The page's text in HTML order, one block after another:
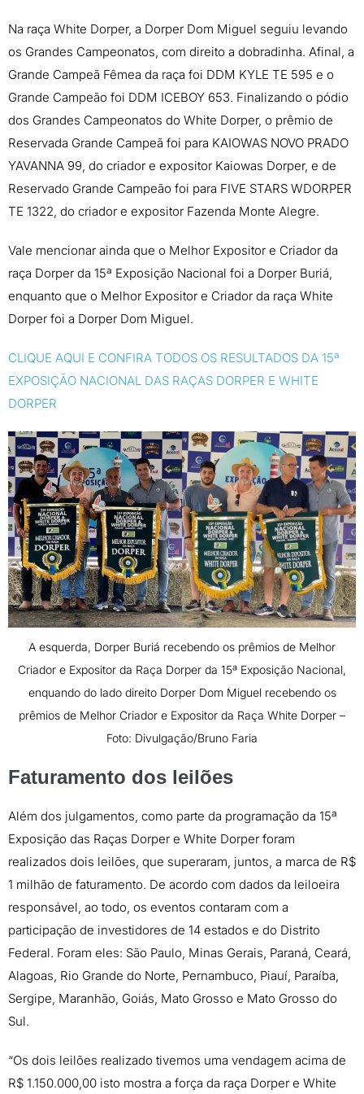
Na raça White Dorper, a Dorper Dom Miguel seguiu levando
os Grandes Campeonatos, com direito a dobradinha. Afinal, a
Grande Campeã Fêmea da raça foi DDM KYLE TE 595 e o
Grande Campeão foi DDM ICEBOY 653. Finalizando o pódio
dos Grandes Campeonatos do White Dorper, o prêmio de
Reservada Grande Campeã foi para KAIOWAS NOVO PRADO
YAVANNA 99, do criador e expositor Kaiowas Dorper, e de
Reservado Grande Campeão foi para FIVE STARS WDORPER
TE 1322, do criador e expositor Fazenda Monte Alegre.
Vale mencionar ainda que o Melhor Expositor e Criador da
raça Dorper da 15ª Exposição Nacional foi a Dorper Buriá,
enquanto que o Melhor Expositor e Criador da raça White
Dorper foi a Dorper Dom Miguel.
CLIQUE AQUI E CONFIRA TODOS OS RESULTADOS DA 15ª
EXPOSIÇÃO NACIONAL DAS RAÇAS DORPER E WHITE
DORPER
A esquerda, Dorper Buriá recebendo os prêmios de Melhor
Criador e Expositor da Raça Dorper da 15ª Exposição Nacional,
enquando do lado direito Dorper Dom Miguel recebendo os
prêmios de Melhor Criador e Expositor da Raça White Dorper –
Foto: Divulgação/Bruno Faria
Faturamento dos leilões
Além dos julgamentos, como parte da programação da 15ª
Exposição das Raças Dorper e White Dorper foram
realizados dois leilões, que superaram, juntos, a marca de R$
1 milhão de faturamento. De acordo com dados da leiloeira
responsável, ao todo, os eventos contaram com a
participação de investidores de 14 estados e do Distrito
Federal. Foram eles: São Paulo, Minas Gerais, Paraná, Ceará,
Alagoas, Rio Grande do Norte, Pernambuco, Piauí, Paraíba,
Sergipe, Maranhão, Goiás, Mato Grosso e Mato Grosso do
Sul.
“Os dois leilões realizado tivemos uma vendagem acima de
R$ 1.150.000,00 isto mostra a força da raça Dorper e White